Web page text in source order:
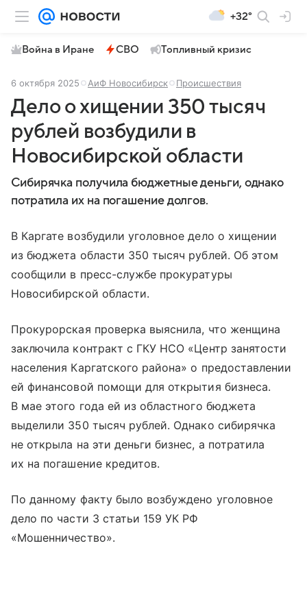
+32°
Война в Иране СВО Топливный кризис
6 октября 2025 АиФ Новосибирск Происшествия
Дело о хищении 350 тысяч
рублей возбудили в
Новосибирской области
Сибирячка получила бюджетные деньги, однако
потратила их на погашение долгов.
В Каргате возбудили уголовное дело о хищении
из бюджета области 350 тысяч рублей. Об этом
сообщили в пресс-службе прокуратуры
Новосибирской области.
Прокурорская проверка выяснила, что женщина
заключила контракт с ГКУ НСО «Центр занятости
населения Каргатского района» о предоставлении
ей финансовой помощи для открытия бизнеса.
В мае этого года ей из областного бюджета
выделили 350 тысяч рублей. Однако сибирячка
не открыла на эти деньги бизнес, а потратила
их на погашение кредитов.
По данному факту было возбуждено уголовное
дело по части 3 статьи 159 УК РФ
«Мошенничество».